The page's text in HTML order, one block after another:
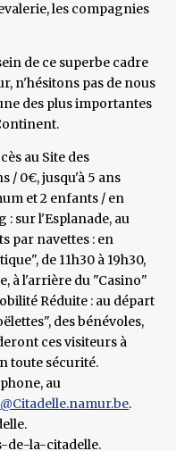
les compagnies
de ce superbe cadre
n'hésitons pas de nous
des plus importantes
au Site des
/ 0€, jusqu'à 5 ans
et 2 enfants / en
: sur l'Esplanade, au
par navettes : en
de 11h30 à 19h30,
à l'arrière du "Casino"
Réduite : au départ
des bénévoles,
ces visiteurs à
toute sécurité.
au
.
de-la-citadelle.